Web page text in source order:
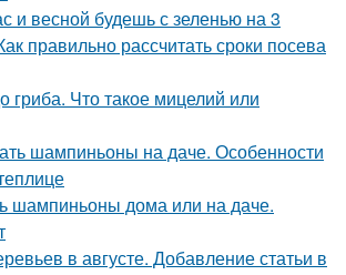
и весной будешь с зеленью на 3
правильно рассчитать сроки посева
гриба. Что такое мицелий или
шампиньоны на даче. Особенности
шампиньоны дома или на даче.
в августе. Добавление статьи в